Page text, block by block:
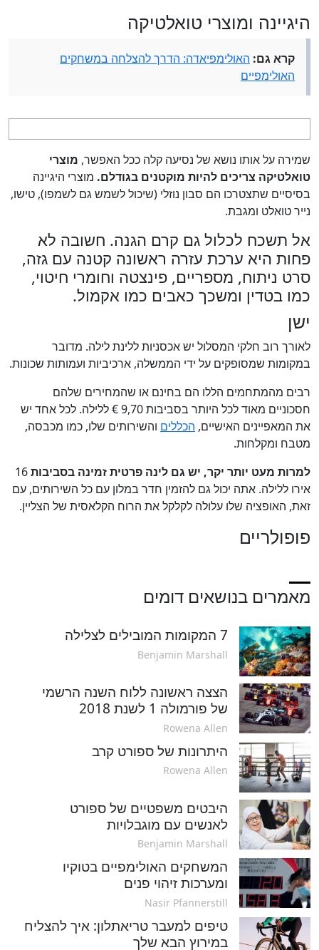
היגיינה ומוצרי טואלטיקה
קרא גם: האולימפיאדה: הדרך להצלחה במשחקים
האולימפיים
שמירה על אותו נושא של נסיעה קלה ככל האפשר, מוצרי
טואלטיקה צריכים להיות מוקטנים בגודלם. מוצרי היגיינה
בסיסיים שתצטרכו הם סבון נוזלי (שיכול לשמש גם לשמפו), טישו,
נייר טואלט ומגבת.
אל תשכח לכלול גם קרם הגנה. חשובה לא
פחות היא ערכת עזרה ראשונה קטנה עם גזה,
סרט ניתוח, מספריים, פינצטה וחומרי חיטוי,
כמו בטדין ומשכך כאבים כמו אקמול.
ישן
לאורך רוב חלקי המסלול יש אכסניות ללינת לילה. מדובר
במקומות שמסופקים על ידי הממשלה, ארכיביות ועמותות שכונות.
רבים מהמתחמים הללו הם בחינם או שהמחירים שלהם
חסכוניים מאוד לכל היותר בסביבות 9,70 € ללילה. לכל אחד יש
את המאפיינים האישיים, הכללים והשירותים שלו, כמו מכבסה,
מטבח ומקלחות.
למרות מעט יותר יקר, יש גם לינה פרטית זמינה בסביבות16
אירו ללילה. אתה יכול גם להזמין חדר במלון עם כל השירותים, עם
זאת, האופציה שלו עלולה לקלקל את הרוח הקלאסית של הצליין.
פופולריים
מאמרים בנושאים דומים
7 המקומות המובילים לצלילה
Benjamin Marshall
הצצה ראשונה ללוח השנה הרשמי
של פורמולה 1 לשנת 2018
Rowena Allen
היתרונות של ספורט קרב
Rowena Allen
היבטים משפטיים של ספורט
לאנשים עם מוגבלויות
Benjamin Marshall
המשחקים האולימפיים בטוקיו
ומערכות זיהוי פנים
Nasir Pfannerstill
טיפים למעבר טריאתלון: איך להצליח
במירוץ הבא שלך